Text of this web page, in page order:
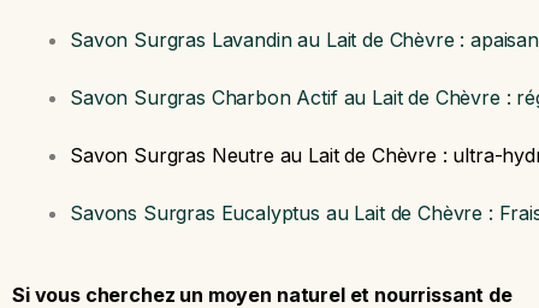
Savon Surgras Lavandin au Lait de Chèvre :
Savon Surgras Charbon Actif au Lait de Chèvre :
Savon Surgras Neutre au Lait de Chèvre : ultra-
Savons Surgras Eucalyptus au Lait de Chèvre :
Si vous cherchez un moyen naturel et nourrissant de